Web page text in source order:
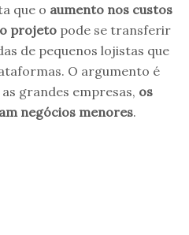
que o aumento nos custos
projeto pode se transferir
de pequenos lojistas que
O argumento é
grandes empresas, os
negócios menores.